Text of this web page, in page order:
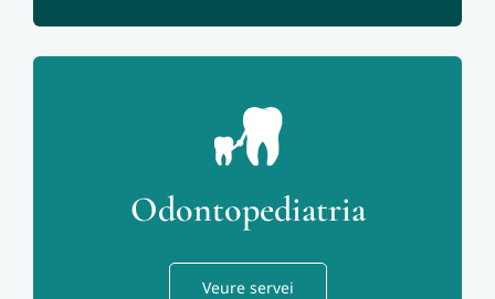
Odontopediatria
Veure servei